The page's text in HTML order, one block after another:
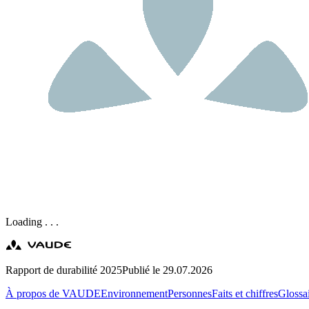
Loading . . .
Rapport de durabilité 2025Publié le 29.07.2026
À propos de VAUDEEnvironnementPersonnesFaits et chiffres